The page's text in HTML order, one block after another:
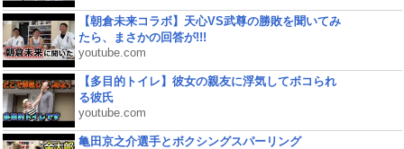
【朝倉未来コラボ】天心VS武尊の勝敗を聞いてみ
たら、まさかの回答が!!!
youtube.com
【多目的トイレ】彼女の親友に浮気してボコられ
る彼氏
youtube.com
亀田京之介選手とボクシングスパーリング